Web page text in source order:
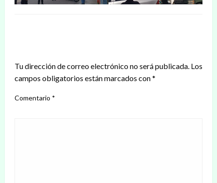
Tu dirección de correo electrónico no será publicada. Los
campos obligatorios están marcados con*
Comentario *